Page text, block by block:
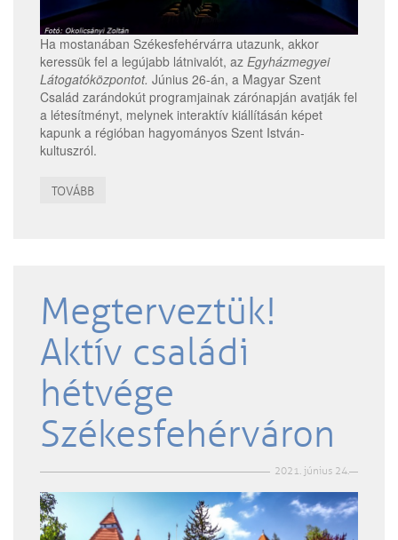
Ha mostanában Székesfehérvárra utazunk, akkor
keressük fel a legújabb látnivalót, az Egyházmegyei
Látogatóközpontot. Június 26-án, a Magyar Szent
Család zarándokút programjainak zárónapján avatják fel
a létesítményt, melynek interaktív kiállításán képet
kapunk a régióban hagyományos Szent István-
kultuszról.
TOVÁBB
Megterveztük!
Aktív családi
hétvége
Székesfehérváron
2021. június 24.